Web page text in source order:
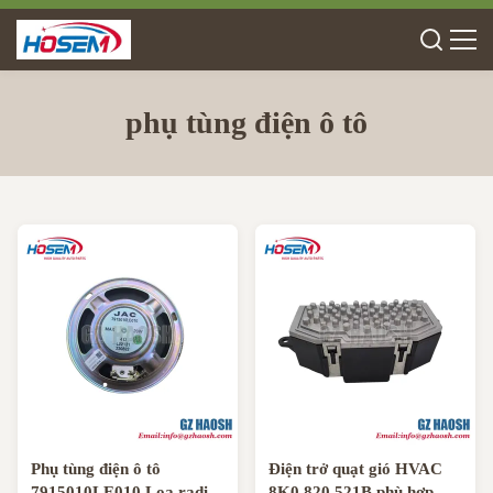
phụ tùng điện ô tô
Phụ tùng điện ô tô
Điện trở quạt gió HVAC